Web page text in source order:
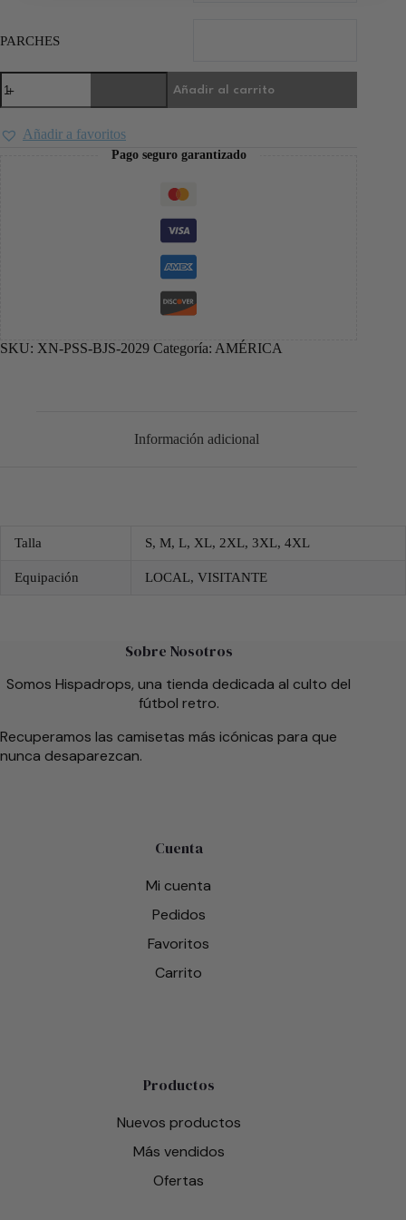
PARCHES
Añadir al carrito
Añadir a favoritos
Pago seguro garantizado
SKU: XN-PSS-BJS-2029 Categoría: AMÉRICA
Información adicional
Talla S, M, L, XL, 2XL, 3XL, 4XL
Equipación LOCAL, VISITANTE
Sobre Nosotros
Somos Hispadrops, una tienda dedicada al culto del
fútbol retro.
Recuperamos las camisetas más icónicas para que
nunca desaparezcan.
Cuenta
Mi cuenta
Pedidos
Favoritos
Carrito
Productos
Nuevos productos
Más vendidos
Ofertas